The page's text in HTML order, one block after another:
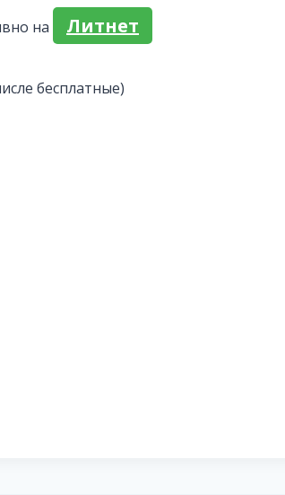
на Литнет
бесплатные)